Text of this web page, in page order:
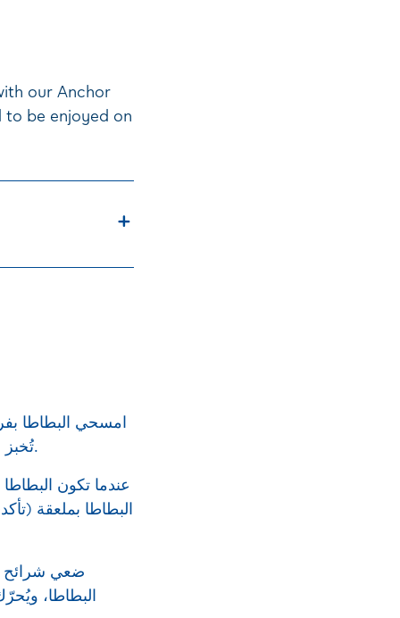
our Anchor
to be enjoyed on
امسحي البطاطا
تُخبز البطاطا على صينية لمدة ساعة، إلى أن يسهل إدخال سكين في البطاطا الطرية.
عندما تكون
البطاطا بملعقة
ضعي شرائح
البطاطا،